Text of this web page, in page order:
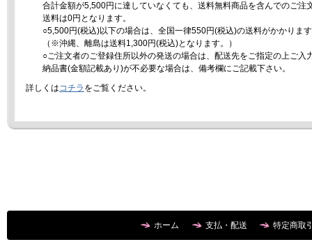
合計金額が5,500円に達していなくても、送料無料商品を含んでのご注
送料は0円となります。
○5,500円(税込)以下の場合は、全国一律550円(税込)の送料がかかりま
（※沖縄、離島は送料1,300円(税込)となります。）
○ご注文者のご登録住所以外の発送の場合は、配送先をご指定の上ご入
納品書(金額記載あり)が不必要な場合は、備考欄にご記載下さい。
詳しくはコチラ をご覧ください。
ホーム 支払・配送 特定商取